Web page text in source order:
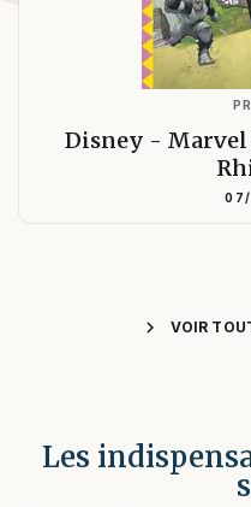
Disney - Marvel
chevron_right VOIR
Les